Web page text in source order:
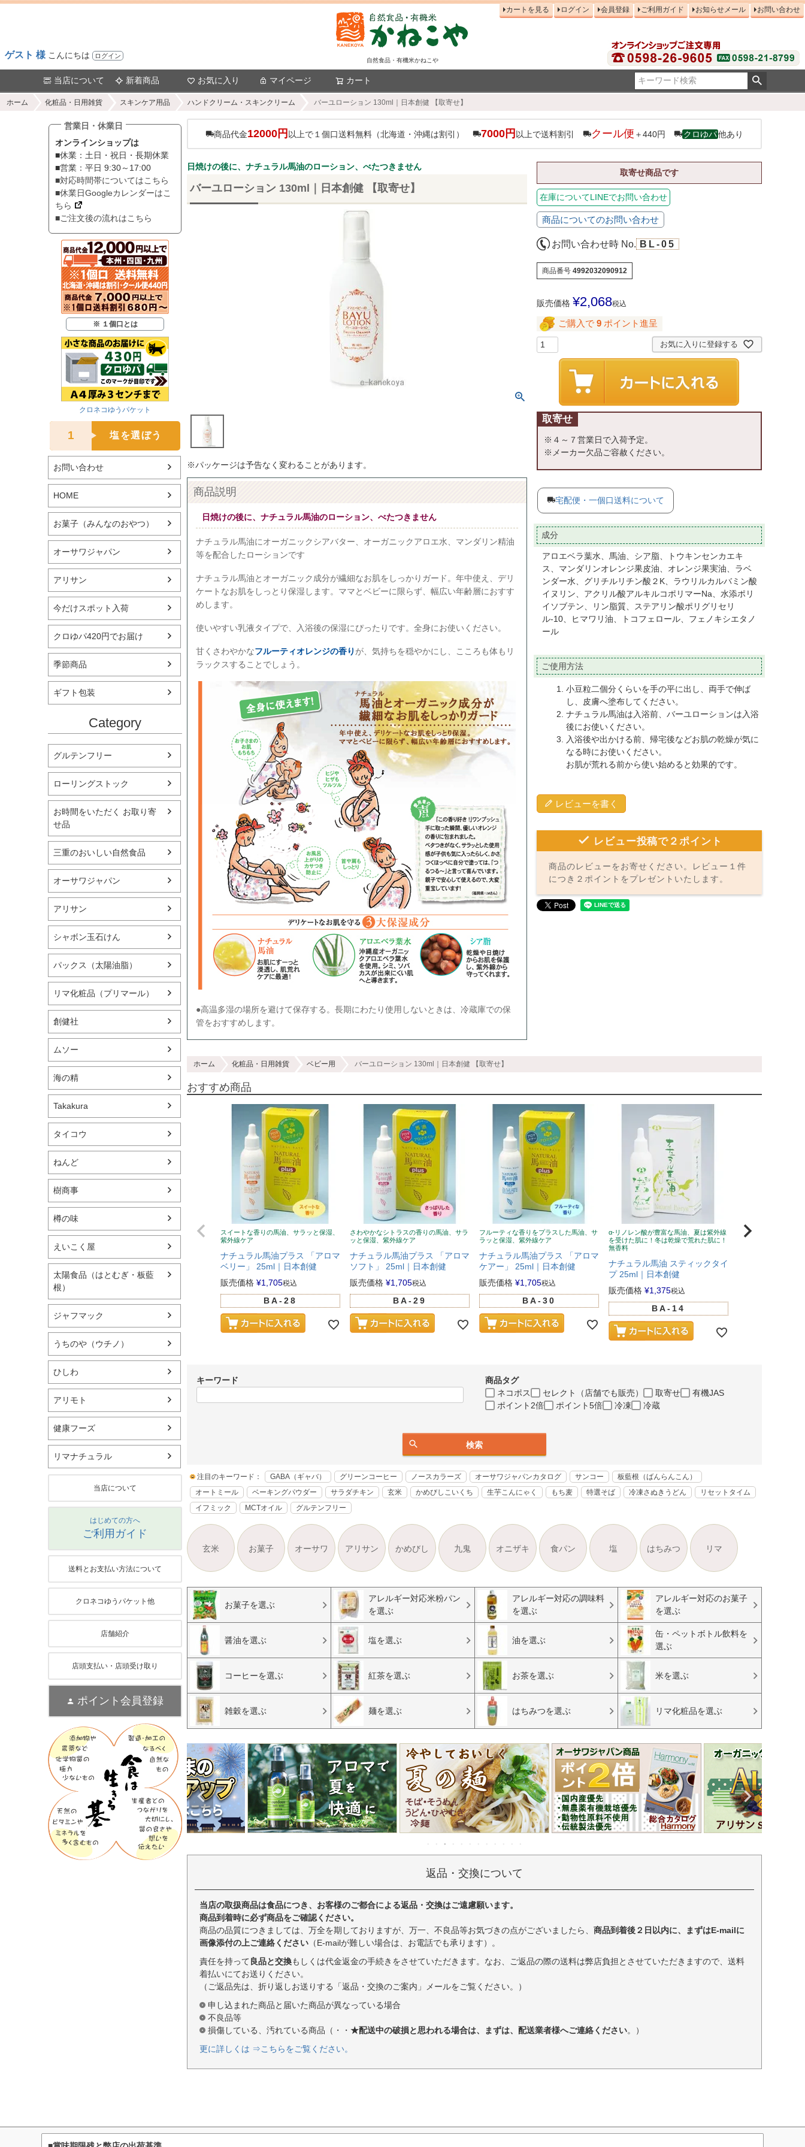
ゲスト 様 こんにちは ログイン
自然食品・有機米かねこや
カートを見る ログイン 会員登録 ご利用ガイド お知らせメール お問い合わせ
当店について 新着商品 お気に入り マイページ カート
ホーム 化粧品・日用雑貨 スキンケア用品 ハンドクリーム・スキンクリーム バーユローション 130ml｜日本創健 【取寄せ】
営業日・休業日
オンラインショップは
■休業：土日・祝日・長期休業
■営業：平日 9:30～17:00
■対応時間帯についてはこちら
■休業日Googleカレンダーはこ
ちら
■ご注文後の流れはこちら
※ １個口とは
クロネコゆうパケット
1 塩を選ぼう
お問い合わせ
HOME
お菓子（みんなのおやつ）
オーサワジャパン
アリサン
今だけスポット入荷
クロゆパ420円でお届け
季節商品
ギフト包装
Category
グルテンフリー
ローリングストック
お時間をいただく お取り寄
せ品
三重のおいしい自然食品
オーサワジャパン
アリサン
シャボン玉石けん
パックス（太陽油脂）
リマ化粧品（プリマール）
創健社
ムソー
海の精
Takakura
タイコウ
ねんど
樹商事
樽の味
えいこく屋
太陽食品（はとむぎ・板藍
根）
ジャフマック
うちのや（ウチノ）
ひしわ
アリモト
健康フーズ
リマナチュラル
当店について
はじめての方へ
ご利用ガイド
送料とお支払い方法について
クロネコゆうパケット他
店舗紹介
店頭支払い・店頭受け取り
ポイント会員登録
商品代金12000円 以上で１個口送料無料（北海道・沖縄は割引） 7000円 以上で送料割引 クール便 ＋440円 クロゆパ他あり
日焼けの後に、ナチュラル馬油のローション、べたつきません
バーユローション 130ml｜日本創健 【取寄せ】
※パッケージは予告なく変わることがあります。
商品説明
日焼けの後に、ナチュラル馬油のローション、べたつきません
ナチュラル馬油にオーガニックシアバター、オーガニックアロエ水、マンダリン精油
等を配合したローションです
ナチュラル馬油とオーガニック成分が繊細なお肌をしっかりガード。年中使え、デリ
ケートなお肌をしっとり保湿します。ママとベビーに限らず、幅広い年齢層におすす
めします。
使いやすい乳液タイプで、入浴後の保湿にぴったりです。全身にお使いください。
甘くさわやかなフルーティオレンジの香り が、気持ちを穏やかにし、こころも体もリ
ラックスすることでしょう。
●高温多湿の場所を避けて保存する。長期にわたり使用しないときは、冷蔵庫での保
管をおすすめします。
取寄せ商品です
在庫についてLINEでお問い合わせ
商品についてのお問い合わせ
お問い合わせ時 No. BL-05
商品番号 4992032090912
販売価格 ¥2,068税込
ご購入で 9 ポイント進呈
お気に入りに登録する
取寄せ
※４～７営業日で入荷予定。
※メーカー欠品ご容赦ください。
宅配便・一個口送料について
成分
アロエベラ葉水、馬油、シア脂、トウキンセンカエキ
ス、マンダリンオレンジ果皮油、オレンジ果実油、ラベ
ンダー水、グリチルリチン酸２K、ラウリルカルバミン酸
イヌリン、アクリル酸アルキルコポリマーNa、水添ポリ
イソブテン、リン脂質、ステアリン酸ポリグリセリ
ル-10、ヒマワリ油、トコフェロール、フェノキシエタノ
ール
ご使用方法
小豆粒二個分くらいを手の平に出し、両手で伸ば
し、皮膚へ塗布してください。
ナチュラル馬油は入浴前、バーユローションは入浴
後にお使いください。
入浴後や出かける前、帰宅後などお肌の乾燥が気に
なる時にお使いください。
お肌が荒れる前から使い始めると効果的です。
レビューを書く
レビュー投稿で２ポイント
商品のレビューをお寄せください。レビュー１件
につき２ポイントをプレゼントいたします。
ホーム 化粧品・日用雑貨 ベビー用 バーユローション 130ml｜日本創健 【取寄せ】
おすすめ商品
スイートな香りの馬油、サラッと保湿、
紫外線ケア
ナチュラル馬油プラス 「アロマ
ベリー」 25ml｜日本創健
販売価格 ¥1,705税込
BA-28
さわやかなシトラスの香りの馬油、サラ
ッと保湿、紫外線ケア
ナチュラル馬油プラス 「アロマ
ソフト」 25ml｜日本創健
販売価格 ¥1,705税込
BA-29
フルーティな香りをプラスした馬油、サ
ラッと保湿、紫外線ケア
ナチュラル馬油プラス 「アロマ
ケアー」 25ml｜日本創健
販売価格 ¥1,705税込
BA-30
α-リノレン酸が豊富な馬油、夏は紫外線
を受けた肌に！冬は乾燥で荒れた肌に！
無香料
ナチュラル馬油 スティックタイ
プ 25ml｜日本創健
販売価格 ¥1,375税込
BA-14
ナチュラル馬油より
肌なじみがよい、無
キーワード
商品タグ
ネコポス
セレクト（店舗でも販売） 取寄せ
有機JAS
ポイント2倍
ポイント5倍 冷凍 冷蔵
検索
注目のキーワード： GABA（ギャバ） グリーンコーヒー ノースカラーズ オーサワジャパンカタログ サンコー
板藍根（ばんらんこん）
オートミール
ベーキングパウダー サラダチキン 玄米 かめびしこいくち 生芋こんにゃく もち麦 特選そば 冷凍さぬきうどん
リセットタイム
イフミック
MCTオイル グルテンフリー
玄米 お菓子 オーサワ アリサン かめびし 九鬼 オニザキ 食パン 塩 はちみつ リマ
お菓子を選ぶ
アレルギー対応米粉パン
を選ぶ
アレルギー対応の調味料
を選ぶ
アレルギー対応のお菓子
を選ぶ
醤油を選ぶ 塩を選ぶ 油を選ぶ
缶・ペットボトル飲料を
選ぶ
コーヒーを選ぶ 紅茶を選ぶ お茶を選ぶ 米を選ぶ
雑穀を選ぶ 麺を選ぶ はちみつを選ぶ リマ化粧品を選ぶ
返品・交換について
当店の取扱商品は食品につき、お客様のご都合による返品・交換はご遠慮願います。
商品到着時に必ず商品をご確認ください。
商品の品質につきましては、万全を期しておりますが、万一、不良品等お気づきの点がございましたら、 商品到着後２日以内に、まずはE-mailに
画像添付の上ご連絡ください （E-mailが難しい場合は、お電話でも承ります）。
責任を持って 良品と交換もしくは代金返金の手続きをさせていただきます。なお、ご返品の際の送料は弊店負担とさせていただきますので、送料
着払いにてお送りください。
（ご返品先は、折り返しお送りする「返品・交換のご案内」メールをご覧ください。）
申し込まれた商品と届いた商品が異なっている場合
不良品等
損傷している、汚れている商品（・・ ★配送中の破損と思われる場合は、まずは、配送業者様へご連絡ください。）
更に詳しくは ⇒こちらをご覧ください。